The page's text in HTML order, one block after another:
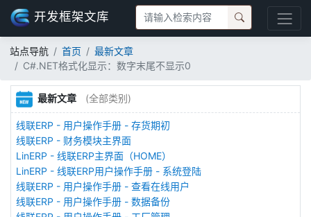
开发框架文库
站点导航 首页
最新文章
C#.NET格式化显示：数字末尾不显示0
最新文章 (全部类别)
线联ERP - 用户操作手册 - 存货期初
线联ERP - 财务模块主界面
LinERP - 线联ERP主界面（HOME）
LinERP - 线联ERP用户操作手册 - 系统登陆
线联ERP - 用户操作手册 - 查看在线用户
线联ERP - 用户操作手册 - 数据备份